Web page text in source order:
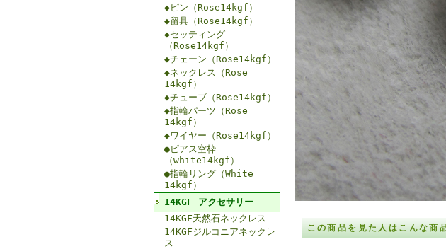
◆ピン（Rose14kgf）
◆留具（Rose14kgf）
◆セッティング
（Rose14kgf）
◆チェーン（Rose14kgf）
◆ネックレス（Rose
14kgf）
◆チューブ（Rose14kgf）
◆指輪パーツ（Rose
14kgf）
◆ワイヤー（Rose14kgf）
●ピアス空枠
（white14kgf）
●指輪リング（White
14kgf）
14KGF アクセサリー
14KGF天然石ネックレス
14KGFジルコニアネックレ
ス
この商品を見た人はこんな商